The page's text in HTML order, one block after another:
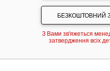
БЕЗКОШТОВНИЙ
З Вами зв'яжеться
затвердження всіх